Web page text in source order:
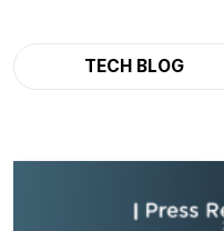
TECH BLOG